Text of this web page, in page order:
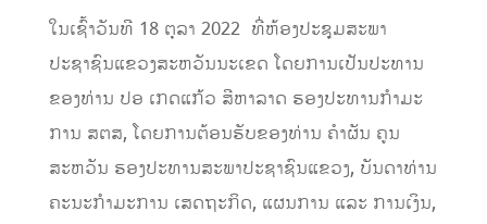
ໃນເຊົ້າວັນທີ 18 ຕຸລາ 2022 ທີ່ຫ້ອງປະຊຸມສະພາ
ປະຊາຊົນແຂວງສະຫວັນນະເຂດ ໂດຍການເປັນປະທານ
ຂອງທ່ານ ປອ ເກດແກ້ວ ສີຫາລາດ ຮອງປະທານກໍາມະ
ການ ສຕສ, ໂດຍການຕ້ອນຮັບຂອງທ່ານ ຄໍາຜັນ ຄູນ
ສະຫວັນ ຮອງປະທານສະພາປະຊາຊົນແຂວງ, ບັນດາທ່ານ
ຄະນະກຳມະການ ເສດຖະກິດ, ແຜນການ ແລະ ການເງິນ,